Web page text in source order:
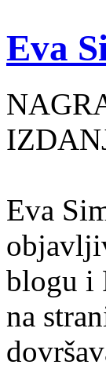
Eva
Eva
blogu i
na